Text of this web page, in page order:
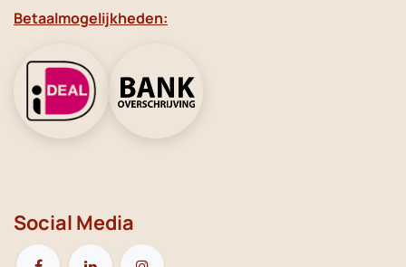
Betaalmogelijkheden:
Social Media